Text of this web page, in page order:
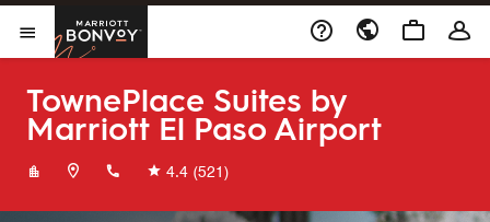
Skip to Content
Abrir el menú
Marriott Bonvoy
TownePlace Suites by
Marriott El Paso Airport
+19154936781
4.4 (521)